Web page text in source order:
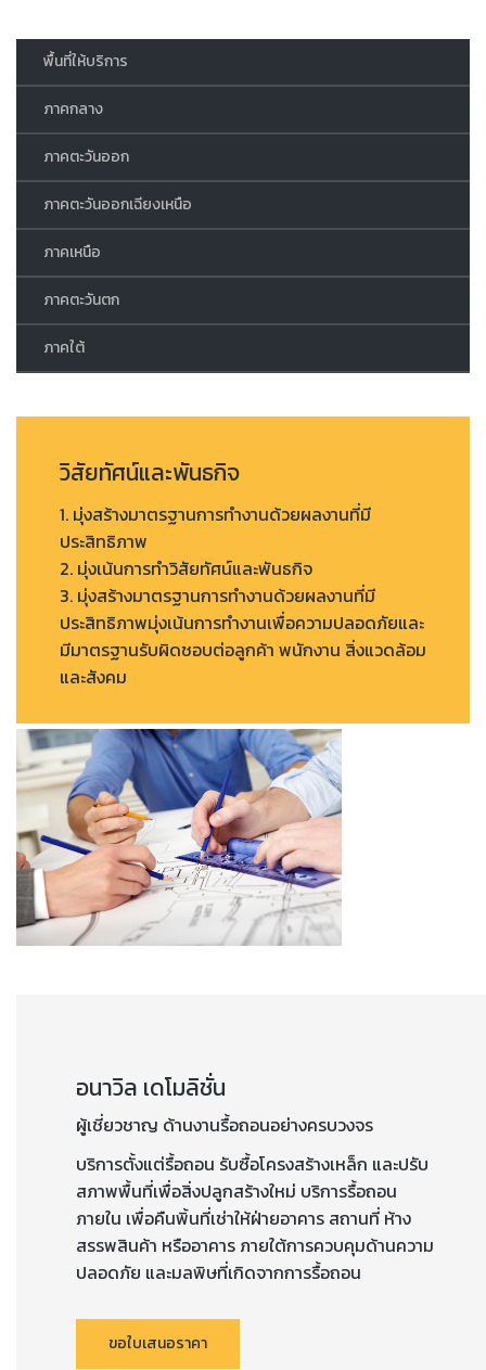
พื้นที่ให้บริการ
ภาคกลาง
ภาคตะวันออก
ภาคตะวันออกเฉียงเหนือ
ภาคเหนือ
ภาคตะวันตก
ภาคใต้
วิสัยทัศน์และพันธกิจ
1. มุ่งสร้างมาตรฐานการทำงานด้วยผลงานที่มี
ประสิทธิภาพ
2. มุ่งเน้นการทำวิสัยทัศน์และพันธกิจ
3. มุ่งสร้างมาตรฐานการทำงานด้วยผลงานที่มี
ประสิทธิภาพมุ่งเน้นการทำงานเพื่อความปลอดภัยและ
มีมาตรฐานรับผิดชอบต่อลูกค้า พนักงาน สิ่งแวดล้อม
และสังคม
อนาวิล เดโมลิชั่น
ผู้เชี่ยวชาญ ด้านงานรื้อถอนอย่างครบวงจร
บริการตั้งแต่รื้อถอน รับซื้อโครงสร้างเหล็ก และปรับ
สภาพพื้นที่เพื่อสิ่งปลูกสร้างใหม่ บริการรื้อถอน
ภายใน เพื่อคืนพิ้นที่เช่าให้ฝ่ายอาคาร สถานที่ ห้าง
สรรพสินค้า หรืออาคาร ภายใต้การควบคุมด้านความ
ปลอดภัย และมลพิษที่เกิดจากการรื้อถอน
ขอใบเสนอราคา